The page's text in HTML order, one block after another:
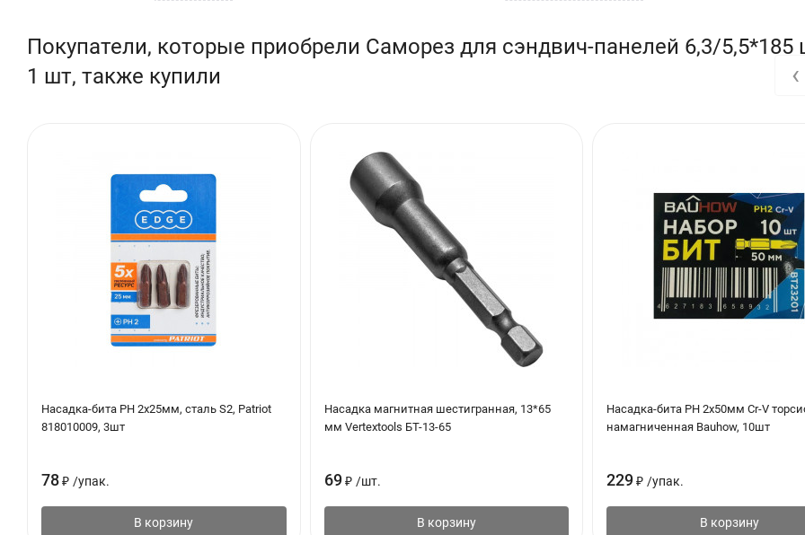
Длина: 185 мм
Покупатели, которые приобрели Саморез для сэндвич-панелей 6,3/5,5*185
1 шт, также купили
Насадка-бита PH 2х25мм, сталь S2, Patriot
818010009, 3шт
78₽ /упак.
В корзину
Насадка магнитная шестигранная, 13*65
мм Vertextools БТ-13-65
69 ₽ /шт.
В корзину
Насадка-бита PH 2х50мм Cr-V
намагниченная Bauhow, 10шт
229 ₽ /упак.
В корзину
‹